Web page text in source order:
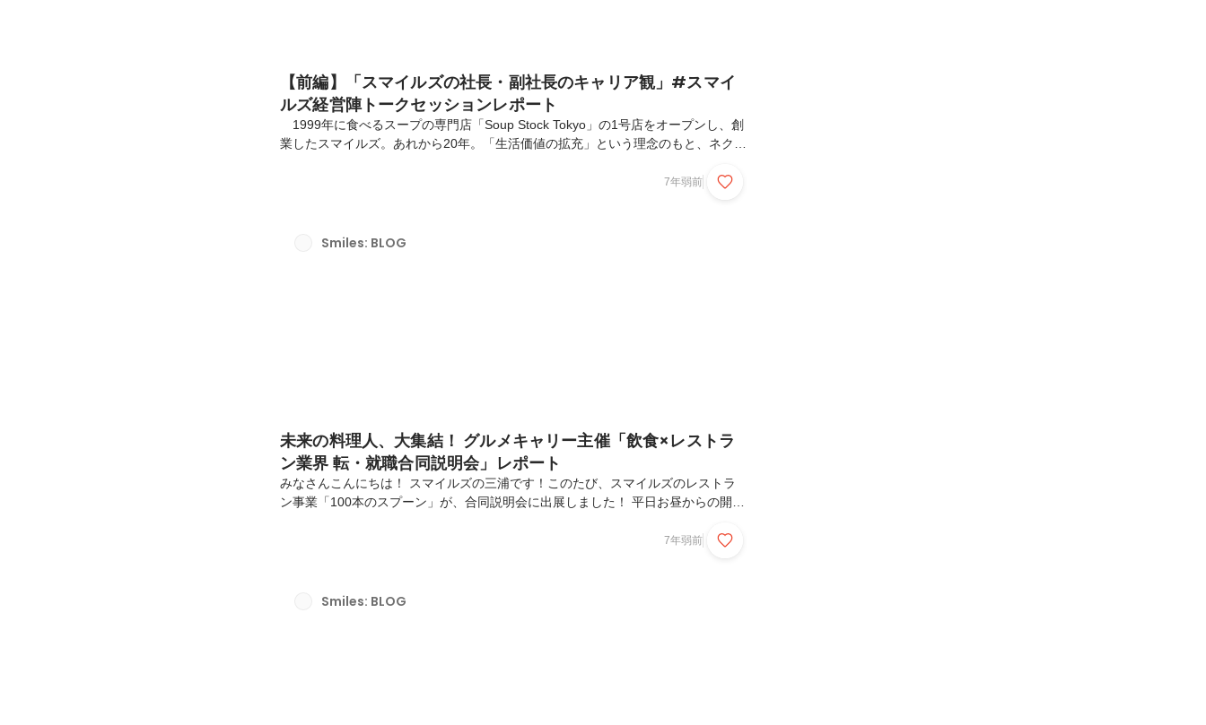
【前編】「スマイルズの社長・副社長のキャリア観」#スマイ
ルズ経営陣トークセッションレポート
1999年に食べるスープの専門店「Soup Stock Tokyo」の1号店をオープンし、創
業したスマイルズ。あれから20年。「生活価値の拡充」という理念のもと、ネクタ
どあらゆる業態を展開し、既成概念にとらわれず新たな生活の在り方を提案してい
クセッションの模様をお届けします。彼らの若かりし頃の体験を紐解きながら、ス
7年弱前
Smiles: BLOG
未来の料理人、大集結！ グルメキャリー主催「飲食×レストラ
ン業界 転・就職合同説明会」レポート
みなさんこんにちは！ スマイルズの三浦です！このたび、スマイルズのレストラ
ン事業「100本のスプーン」が、合同説明会に出展しました！ 平日お昼からの開催
ました。ここでは、そんな合同説明会の様子を、お写真中心でレポート。ぜひお楽
界 合同企業説明会」。業界最大級の転・就職イベントということもあり、平日の
7年弱前
Smiles: BLOG